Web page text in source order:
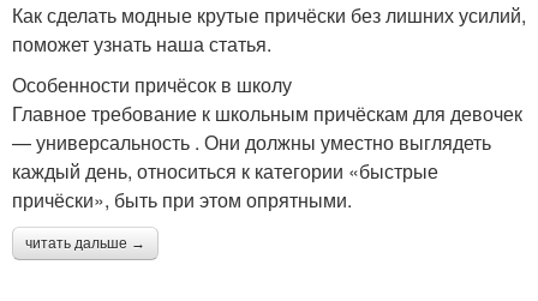
Как сделать модные крутые причёски без лишних усилий,
поможет узнать наша статья.
Особенности причёсок в школу
Главное требование к школьным причёскам для девочек
— универсальность . Они должны уместно выглядеть
каждый день, относиться к категории «быстрые
причёски», быть при этом опрятными.
читать дальше →